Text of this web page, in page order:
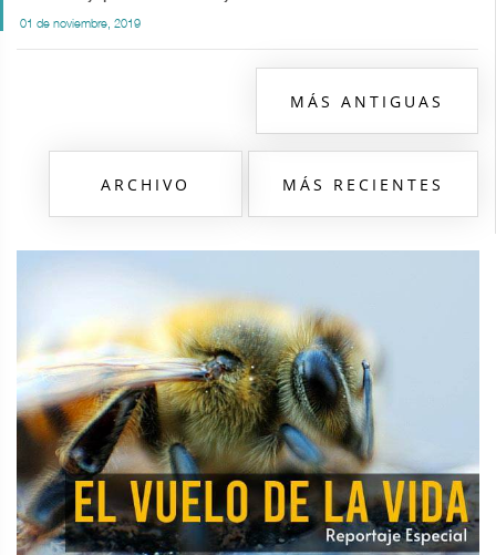
01 de noviembre, 2019
MÁS ANTIGUAS
MÁS RECIENTES
ARCHIVO